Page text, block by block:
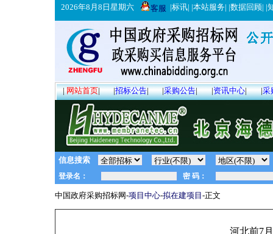
2026年8月8日星期六 客服 |标讯| |本站服务| |数据回顾| |
|网站首页| |招标公告| |采购公告| |资讯中心| |采
信息搜索
中国政府采购招标网-项目中心-拟在建项目 -正文
河北前7